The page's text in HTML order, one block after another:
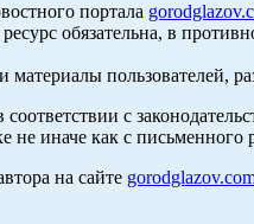
портала
обязательна, в
материалы пользователей,
с
иначе как с письменного
на сайте